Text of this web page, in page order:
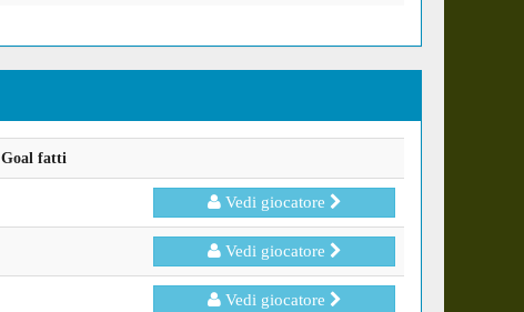
Goal fatti
Vedi giocatore
Vedi giocatore
Vedi giocatore